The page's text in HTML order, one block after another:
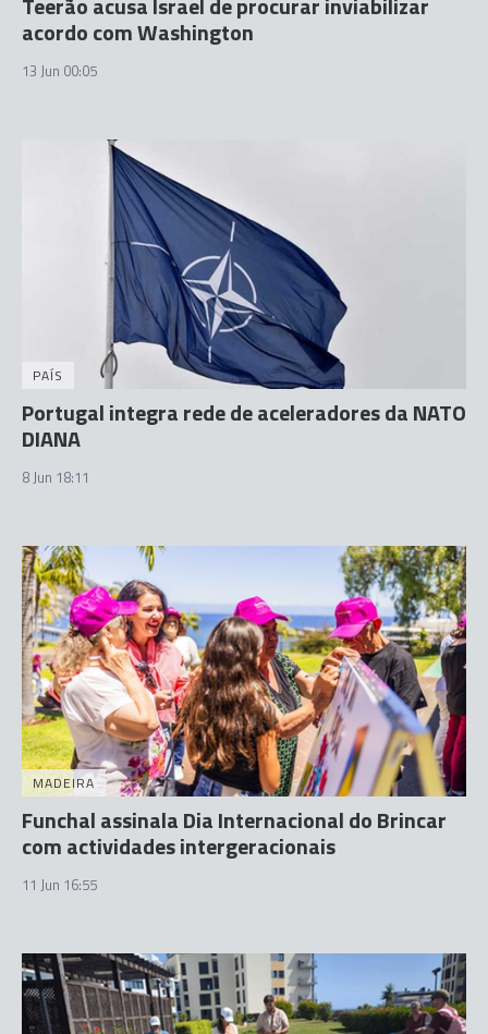
acordo com Washington
13 Jun 00:05
PAÍS
Portugal integra rede de aceleradores da NATO
DIANA
8 Jun 18:11
MADEIRA
Funchal assinala Dia Internacional do Brincar
com actividades intergeracionais
11 Jun 16:55